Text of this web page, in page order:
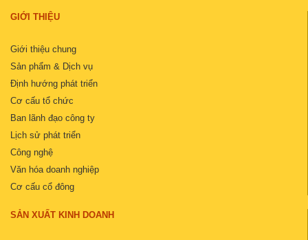
GIỚI THIỆU
Giới thiệu chung
Sản phẩm & Dịch vụ
Định hướng phát triển
Cơ cấu tổ chức
Ban lãnh đạo công ty
Lịch sử phát triển
Công nghệ
Văn hóa doanh nghiệp
Cơ cấu cổ đông
SẢN XUẤT KINH DOANH